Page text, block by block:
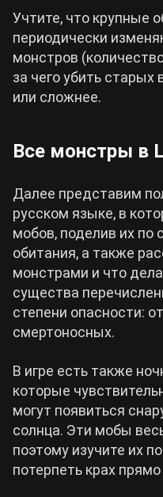
Учтите, что крупные
периодически
монстров
за чего убить
или сложнее.
Все монстры в
Далее представим
русском языке, в
мобов, поделив их по
обитания, а также
монстрами и что
существа
степени опасности:
смертоносных.
В игре есть также
которые
могут появиться
солнца. Эти мобы
поэтому изучите их
потерпеть крах